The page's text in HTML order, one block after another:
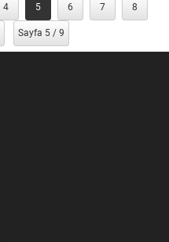
4 5 6 7 8
Sayfa 5 / 9